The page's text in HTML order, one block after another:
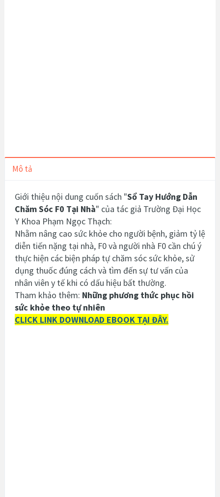
Mô tả
Giới thiệu nội dung cuốn sách "Sổ Tay Hướng Dẫn
Chăm Sóc F0 Tại Nhà" của tác giả Trường Đại Học
Y Khoa Phạm Ngọc Thạch:
Nhằm nâng cao sức khỏe cho người bệnh, giảm tỷ lệ
diễn tiến nặng tại nhà, F0 và người nhà F0 cần chú ý
thực hiện các biện pháp tự chăm sóc sức khỏe, sử
dụng thuốc đúng cách và tìm đến sự tư vấn của
nhân viên y tế khi có dấu hiệu bất thường.
Tham khảo thêm: Những phương thức phục hồi
sức khỏe theo tự nhiên
CLICK LINK DOWNLOAD EBOOK TẠI ĐÂY.